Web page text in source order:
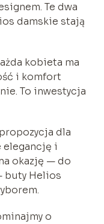
Te dwa
damskie stają
kobieta ma
i komfort
To inwestycja
dla
elegancję i
okazję — do
buty Helios
o